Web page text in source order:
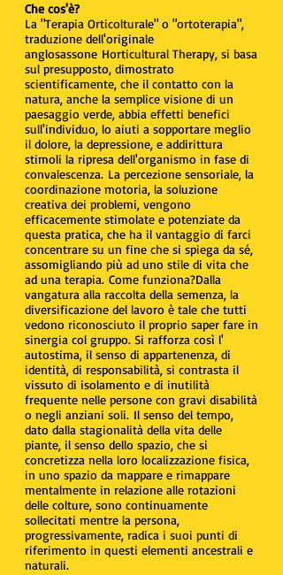
Che cos'è?
La "Terapia Orticolturale" o "ortoterapia",
traduzione dell'originale
anglosassone Horticultural Therapy, si basa
sul presupposto, dimostrato
scientificamente, che il contatto con la
natura, anche la semplice visione di un
paesaggio verde, abbia effetti benefici
sull'individuo, lo aiuti a sopportare meglio
il dolore, la depressione, e addirittura
stimoli la ripresa dell'organismo in fase di
convalescenza. La percezione sensoriale, la
coordinazione motoria, la soluzione
creativa dei problemi, vengono
efficacemente stimolate e potenziate da
questa pratica, che ha il vantaggio di farci
concentrare su un fine che si spiega da sé,
assomigliando più ad uno stile di vita che
ad una terapia. Come funziona?Dalla
vangatura alla raccolta della semenza, la
diversificazione del lavoro è tale che tutti
vedono riconosciuto il proprio saper fare in
sinergia col gruppo. Si rafforza così l'
autostima, il senso di appartenenza, di
identità, di responsabilità, si contrasta il
vissuto di isolamento e di inutilità
frequente nelle persone con gravi disabilità
o negli anziani soli. Il senso del tempo,
dato dalla stagionalità della vita delle
piante, il senso dello spazio, che si
concretizza nella loro localizzazione fisica,
in uno spazio da mappare e rimappare
mentalmente in relazione alle rotazioni
delle colture, sono continuamente
sollecitati mentre la persona,
progressivamente, radica i suoi punti di
riferimento in questi elementi ancestrali e
naturali.